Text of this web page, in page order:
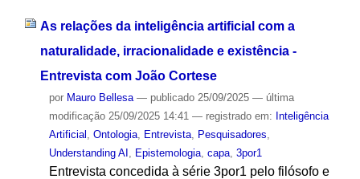
As relações da inteligência artificial com a
naturalidade, irracionalidade e existência -
Entrevista com João Cortese
por Mauro Bellesa — publicado25/09/2025 — última
modificação25/09/2025 14:41 — registrado em: Inteligência
Artificial
Ontologia, Entrevista, Pesquisadores
Understanding AI
Epistemologia, capa, 3por1
Entrevista concedida à série 3por1 pelo filósofo e